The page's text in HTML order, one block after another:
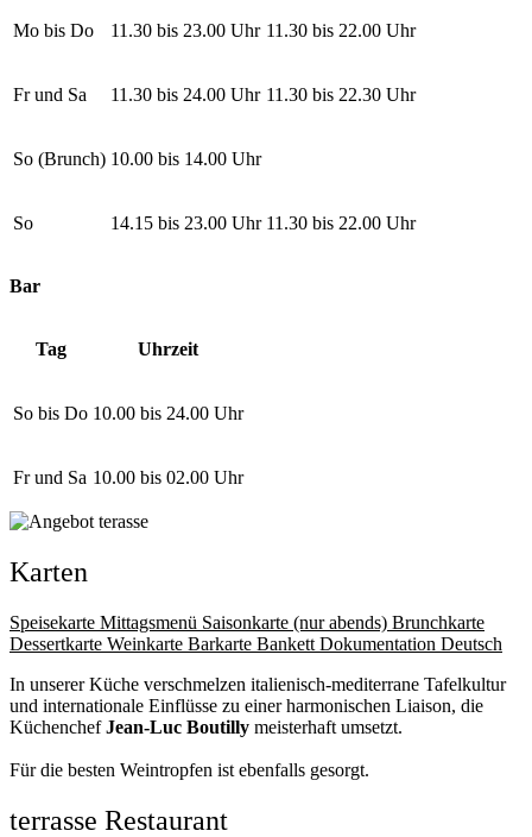
Mo bis Do 11.30 bis 23.00 Uhr 11.30 bis 22.00 Uhr
Fr und Sa 11.30 bis 24.00 Uhr 11.30 bis 22.30 Uhr
So (Brunch) 10.00 bis 14.00 Uhr
So 14.15 bis 23.00 Uhr 11.30 bis 22.00 Uhr
Bar
Tag Uhrzeit
So bis Do 10.00 bis 24.00 Uhr
Fr und Sa 10.00 bis 02.00 Uhr
Karten
Speisekarte Mittagsmenü Saisonkarte (nur abends) Brunchkarte
Dessertkarte Weinkarte Barkarte Bankett Dokumentation Deutsch
In unserer Küche verschmelzen italienisch-mediterrane Tafelkultur
und internationale Einflüsse zu einer harmonischen Liaison, die
KüchenchefJean-Luc Boutilly meisterhaft umsetzt.
Für die besten Weintropfen ist ebenfalls gesorgt.
terrasse Restaurant